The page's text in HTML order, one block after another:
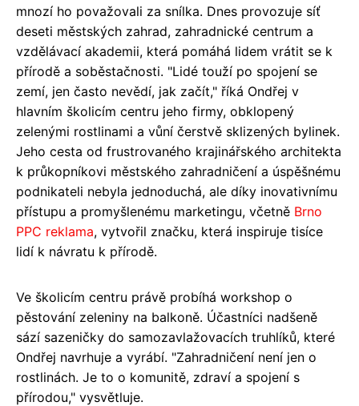
mnozí ho považovali za snílka. Dnes provozuje síť
deseti městských zahrad, zahradnické centrum a
vzdělávací akademii, která pomáhá lidem vrátit se k
přírodě a soběstačnosti. "Lidé touží po spojení se
zemí, jen často nevědí, jak začít," říká Ondřej v
hlavním školicím centru jeho firmy, obklopený
zelenými rostlinami a vůní čerstvě sklizených bylinek.
Jeho cesta od frustrovaného krajinářského architekta
k průkopníkovi městského zahradničení a úspěšnému
podnikateli nebyla jednoduchá, ale díky inovativnímu
přístupu a promyšlenému marketingu, včetně Brno
PPC reklama, vytvořil značku, která inspiruje tisíce
lidí k návratu k přírodě.
Ve školicím centru právě probíhá workshop o
pěstování zeleniny na balkoně. Účastníci nadšeně
sází sazeničky do samozavlažovacích truhlíků, které
Ondřej navrhuje a vyrábí. "Zahradničení není jen o
rostlinách. Je to o komunitě, zdraví a spojení s
přírodou," vysvětluje.